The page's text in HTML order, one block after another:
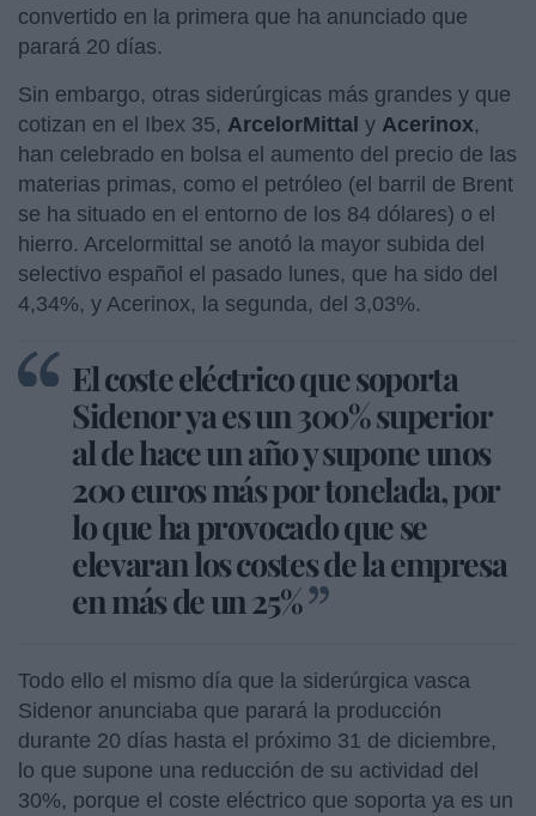
convertido en la primera que ha anunciado que
parará 20 días.
Sin embargo, otras siderúrgicas más grandes y que
cotizan en el Ibex 35, ArcelorMittal y Acerinox,
han celebrado en bolsa el aumento del precio de las
materias primas, como el petróleo (el barril de Brent
se ha situado en el entorno de los 84 dólares) o el
hierro. Arcelormittal se anotó la mayor subida del
selectivo español el pasado lunes, que ha sido del
4,34%, y Acerinox, la segunda, del 3,03%.
El coste eléctrico que soporta
Sidenor ya es un 300% superior
al de hace un año y supone unos
200 euros más por tonelada, por
lo que ha provocado que se
elevaran los costes de la empresa
en más de un 25%
Todo ello el mismo día que la siderúrgica vasca
Sidenor anunciaba que parará la producción
durante 20 días hasta el próximo 31 de diciembre,
lo que supone una reducción de su actividad del
30%, porque el coste eléctrico que soporta ya es un